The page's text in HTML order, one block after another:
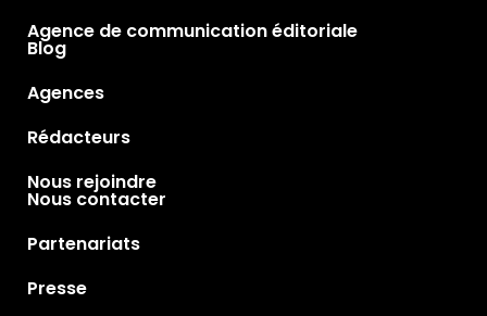
Agence de communication éditoriale
Blog
Agences
Rédacteurs
Nous rejoindre
Nous contacter
Partenariats
Presse